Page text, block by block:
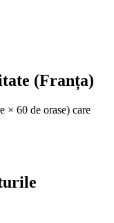
(Franța)
× 60 de orase) care